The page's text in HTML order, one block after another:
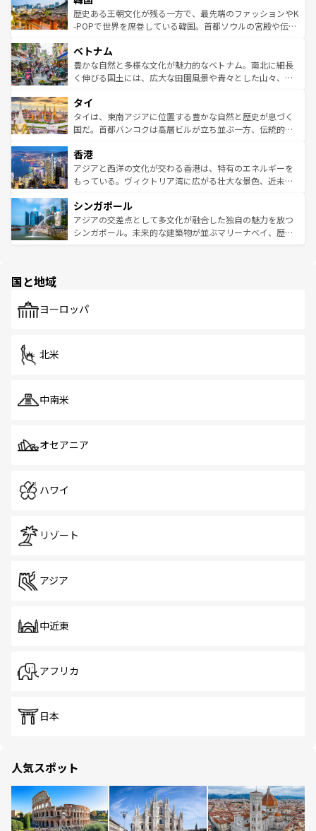
はコンテンツ一覧を参照してほしい。
ビング、ハイキングなど、アウトドア好きにはたまらな
い。オーストラリアの多彩な魅力を存分に味わいつくそ
参照してほしい。
と山間の静けさが共存しており、訪れる人に新しい発見と
驚きをもたらしてくれる。また、奥深い台湾の食文化も魅
容にもいいと評判のスイーツなど、バラエティ豊かな料理
が味わえる。 なお、新着の台湾情報は コンテンツ一覧を参
照してほしい。
歴史ある王朝文化が残る一方で、最先端のファッションやK
-POPで世界を席巻している韓国。首都ソウルの宮殿や伝統
き、地方に足を延ばせば四季折々の自然美を楽しむことが
できる。そして、キムチや焼肉、絶品のストリートフード
まで、さまざまな韓国料理が待っている。夜には、韓国な
リティに包まれながら、韓国の多彩な魅力を心ゆくまで味
わってみてほしい。 なお、新着の韓国情報はコンテンツ一
覧を参照してほしい。
ベトナム
豊かな自然と多様な文化が魅力的なベトナム。南北に細長
く伸びる国土には、広大な田園風景や青々とした山々、世
急速な発展と共に伝統が息づく。ハノイの古い町並みやホ
ーチミン市のフランス統治時代の建物も、独特の雰囲気を
醸し出している。また、バラエティの豊かさとおいしさで
とつ。フォーやバインミー、ベトナムコーヒーなどは、ぜ
ひ現地で味わいたい。どの地域を訪れてもあたたかい人々
が旅行者を迎えてくれるので、きっと忘れられない旅にな
参照してほしい。
タイ
タイは、東南アジアに位置する豊かな自然と歴史が息づく
国だ。首都バンコクは高層ビルが立ち並ぶ一方、伝統的な
の活気が交差している。北部ではチェンマイなどの山岳地
帯で自然と触れ合い、南部ではプーケットやクラビの美し
いビーチでリゾート気分を楽しむことができる。タイ料理
激する。気候は一年中温暖で、どの季節にも異なる楽しみ
が待っている。親しみやすいタイの人々、仏教を中心とし
た文化、そして多様な観光資源が、訪れる旅人を魅了し続
香港
アジアと西洋の文化が交わる香港は、特有のエネルギーを
もっている。ヴィクトリア湾に広がる壮大な景色、近未来
み、どこを訪れても感動するはず。観光スポットが密集し
ており、効率よく見どころを回れるのも魅力。息をのむよ
うな絶景から文化的な体験まで、香港を存分に楽しみ尽く
シンガポール
アジアの交差点として多文化が融合した独自の魅力を放つ
シンガポール。未来的な建築物が並ぶマリーナベイ、歴史
で、ホーカーズは地元の風情を楽しめる外せないスポット
国と地域
ヨーロッパ
北米
中南米
オセアニア
ハワイ
リゾート
アジア
中近東
アフリカ
日本
人気スポット